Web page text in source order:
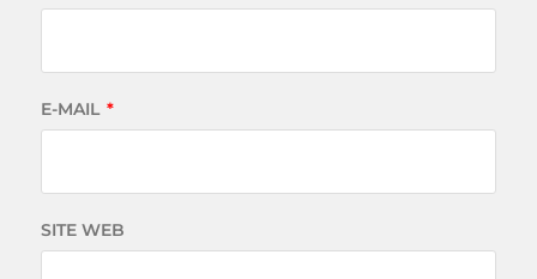
E-MAIL *
SITE WEB